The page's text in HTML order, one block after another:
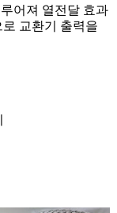
어져 열전달 효과
교환기 출력을